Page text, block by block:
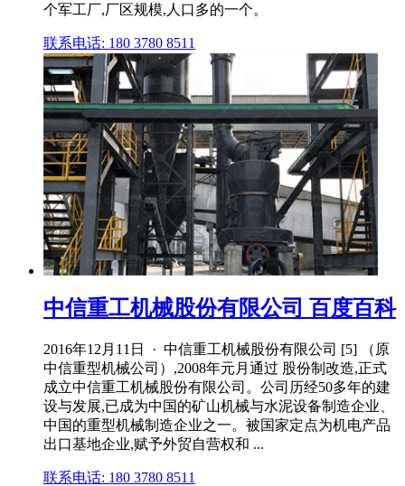
个军工厂,厂区规模,人口多的一个。
联系电话: 180 3780 8511
中信重工机械股份有限公司 百度百科
2016年12月11日 · 中信重工机械股份有限公司 [5] （原
中信重型机械公司）,2008年元月通过 股份制改造,正式
成立中信重工机械股份有限公司。公司历经50多年的建
设与发展,已成为中国的矿山机械与水泥设备制造企业、
中国的重型机械制造企业之一。被国家定点为机电产品
出口基地企业,赋予外贸自营权和 ...
联系电话: 180 3780 8511